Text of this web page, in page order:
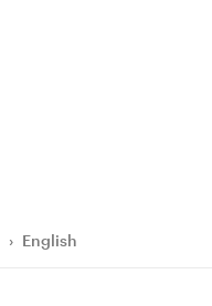
› English